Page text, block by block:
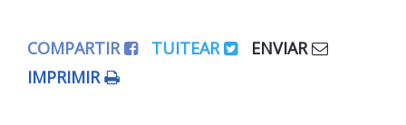
Editorial
COMPARTIR TUITEAR
ENVIAR
IMPRIMIR